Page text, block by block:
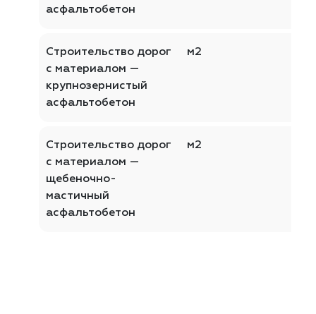
асфальтобетон
Строительство дорог
с материалом —
крупнозернистый
асфальтобетон
м2
Строительство дорог
с материалом —
щебеночно-
мастичный
асфальтобетон
м2